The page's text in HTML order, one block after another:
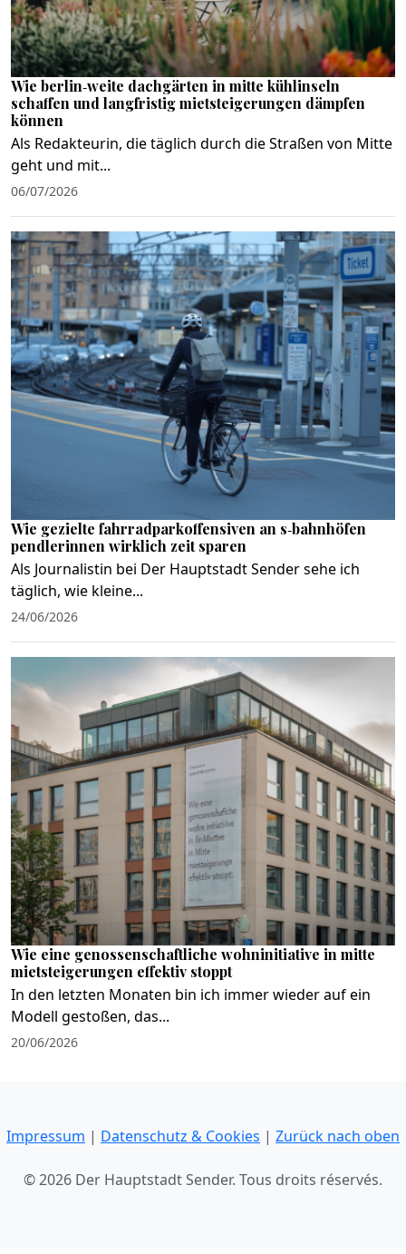
Wie berlin‑weite dachgärten in mitte kühlinseln
schaffen und langfristig mietsteigerungen dämpfen
können
Als Redakteurin, die täglich durch die Straßen von Mitte
geht und mit...
06/07/2026
Wie gezielte fahrradparkoffensiven an s‑bahnhöfen
pendlerinnen wirklich zeit sparen
Als Journalistin bei Der Hauptstadt Sender sehe ich
täglich, wie kleine...
24/06/2026
Wie eine genossenschaftliche wohninitiative in mitte
mietsteigerungen effektiv stoppt
In den letzten Monaten bin ich immer wieder auf ein
Modell gestoßen, das...
20/06/2026
Impressum | Datenschutz & Cookies | Zurück nach oben
© 2026 Der Hauptstadt Sender. Tous droits réservés.